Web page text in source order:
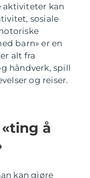
aktiviteter kan
sosiale
barn» er en
alt fra
håndverk, spill
og reiser.
å
kan gjøre